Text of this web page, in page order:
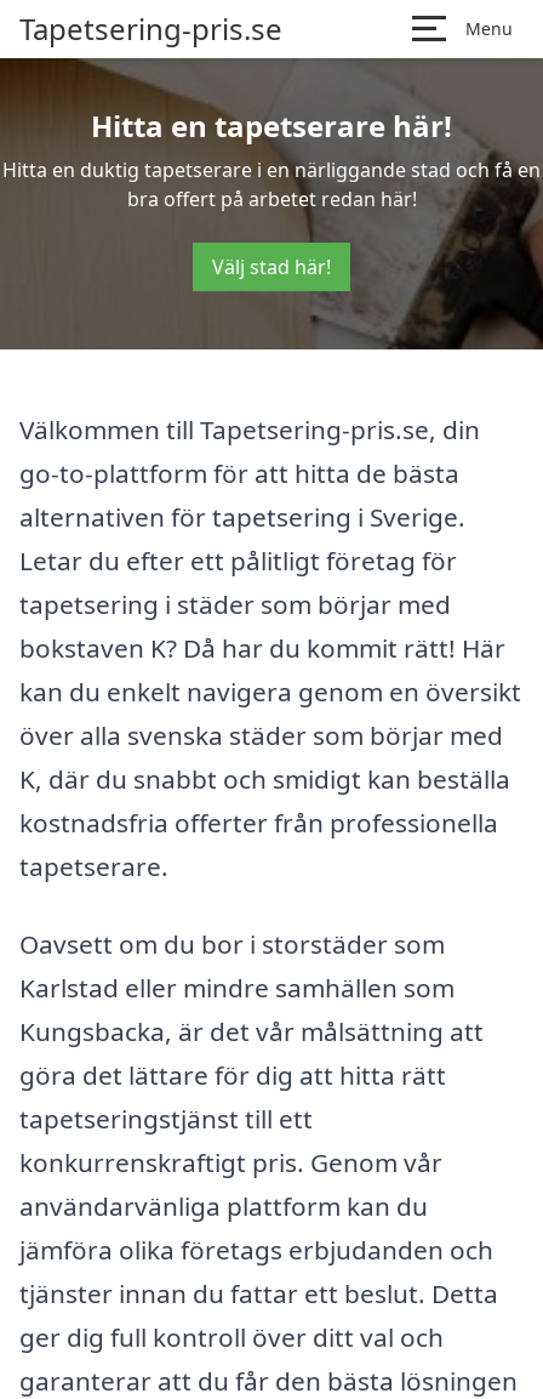
Tapetsering-pris.se Menu
Hitta en tapetserare här!
Hitta en duktig tapetserare i en närliggande stad och få en
bra offert på arbetet redan här!
Välj stad här!
Välkommen till Tapetsering-pris.se, din
go-to-plattform för att hitta de bästa
alternativen för tapetsering i Sverige.
Letar du efter ett pålitligt företag för
tapetsering i städer som börjar med
bokstaven K? Då har du kommit rätt! Här
kan du enkelt navigera genom en översikt
över alla svenska städer som börjar med
K, där du snabbt och smidigt kan beställa
kostnadsfria offerter från professionella
tapetserare.
Oavsett om du bor i storstäder som
Karlstad eller mindre samhällen som
Kungsbacka, är det vår målsättning att
göra det lättare för dig att hitta rätt
tapetseringstjänst till ett
konkurrenskraftigt pris. Genom vår
användarvänliga plattform kan du
jämföra olika företags erbjudanden och
tjänster innan du fattar ett beslut. Detta
ger dig full kontroll över ditt val och
garanterar att du får den bästa lösningen